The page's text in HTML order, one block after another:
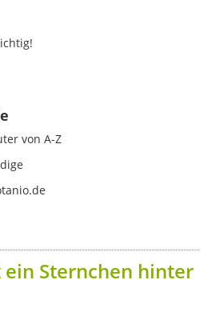
von A-Z
Sternchen hinter